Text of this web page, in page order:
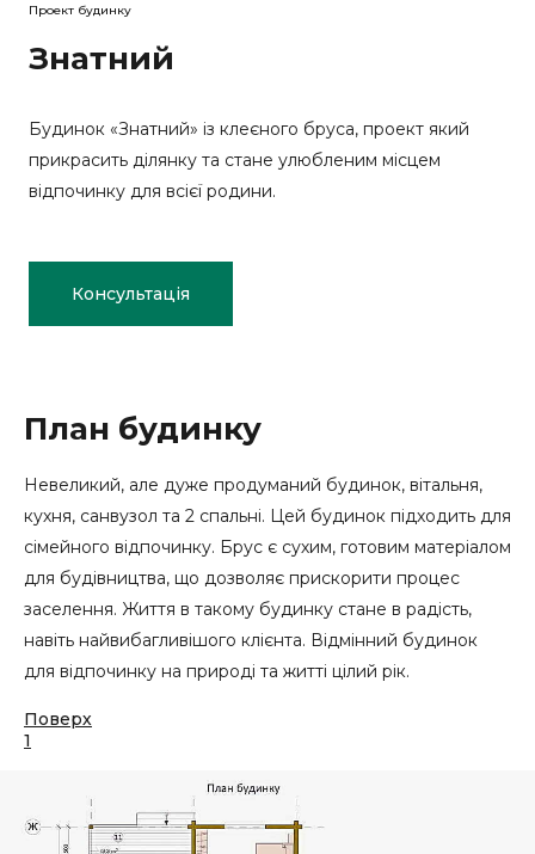
Проект будинку
Знатний
Будинок «Знатний» із клеєного бруса, проект який
прикрасить ділянку та стане улюбленим місцем
відпочинку для всієї родини.
Консультація
План будинку
Невеликий, але дуже продуманий будинок, вітальня,
кухня, санвузол та 2 спальні. Цей будинок підходить для
сімейного відпочинку. Брус є сухим, готовим матеріалом
для будівництва, що дозволяє прискорити процес
заселення. Життя в такому будинку стане в радість,
навіть найвибагливішого клієнта. Відмінний будинок
для відпочинку на природі та житті цілий рік.
Поверх
1